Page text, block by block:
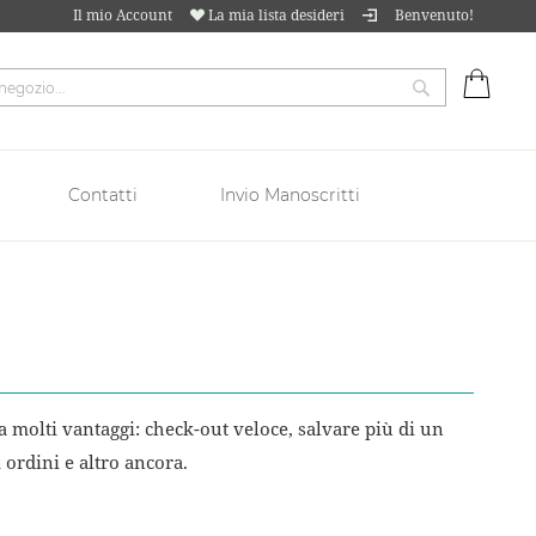
Il mio Account La mia lista desideri Benvenuto!
Contatti Invio Manoscritti
molti vantaggi: check-out veloce, salvare più di un
e altro ancora.